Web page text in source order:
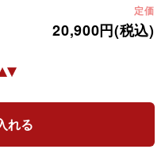
定価
20,900円(税込)